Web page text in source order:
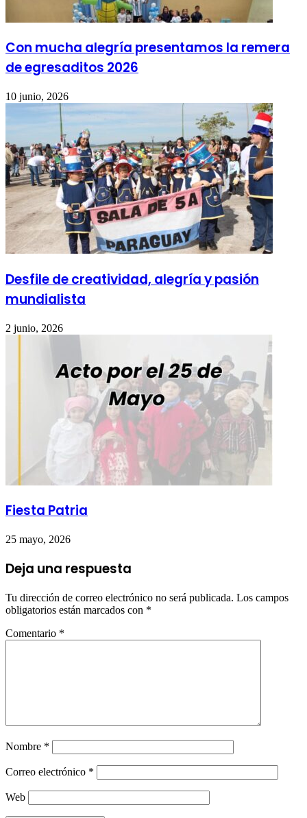
Con mucha alegría presentamos la remera
de egresaditos 2026
10 junio, 2026
Desfile de creatividad, alegría y pasión
mundialista
2 junio, 2026
Fiesta Patria
25 mayo, 2026
Deja una respuesta
Tu dirección de correo electrónico no será publicada. Los campos
obligatorios están marcados con *
Comentario *
Nombre *
Correo electrónico *
Web